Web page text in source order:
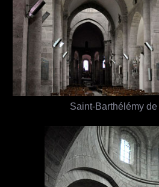
Saint-Barthélémy